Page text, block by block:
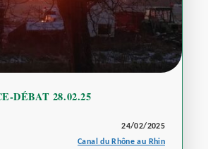
DÉBAT 28.02.25
24/02/2025
Canal du Rhône au Rhin